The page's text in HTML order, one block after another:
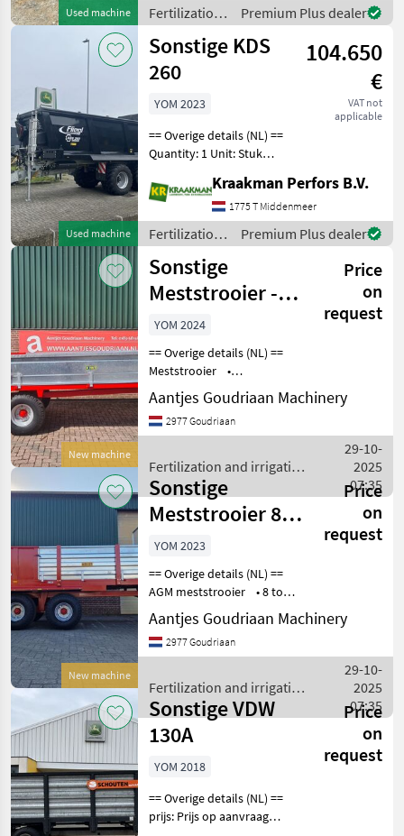
Used machine
for more images Specificati
Fertilization
and
irrigation
equipment /
Sonstige
Premium Plus dealer
Used machine
Sonstige KDS
260
104.650
€
VAT not
applicable
YOM 2023
== Overige details (NL) ==
Quantity: 1 Unit: Stuk
Fliegl KDS 260 Muck Control
Tandem onderstel
Hydraulisch geveerde dissel
met K80 en mech
Kraakman Perfors B.V.
1775 T Middenmeer
Fertilization
and
irrigation
equipment /
Sonstige
Premium Plus dealer
New machine
Sonstige
Meststrooier -
Nieuw
Price
on
request
YOM 2024
== Overige details (NL) ==
Meststrooier •
Laadvermogen 4 ton •
Afmetingen
3850x1750x550mm •
instelbaar • Dubbele
rondsel
Aantjes Goudriaan Machinery
2977 Goudriaan
Fertilization and irrigation
equipment / Sonstige
29-10-
2025
07:35
New machine
Sonstige
Meststrooier 8
ton - Nieuw
Price
on
request
YOM 2023
== Overige details (NL) ==
AGM meststrooier • 8 ton
laadvermogen •
Afmetingen 4500x2000 mm
• Banden 400x60x15.5 •
bodemketting
Aantjes Goudriaan Machinery
2977 Goudriaan
Fertilization and irrigation
equipment / Sonstige
29-10-
2025
07:35
Sonstige VDW
130A
Price
on
request
YOM 2018
== Overige details (NL) ==
prijs: Prijs op aanvraag